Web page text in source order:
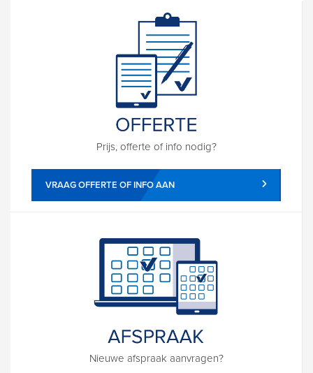
Prijs, offerte of info nodig?
VRAAG OFFERTE OF INFO AAN
Nieuwe afspraak aanvragen?